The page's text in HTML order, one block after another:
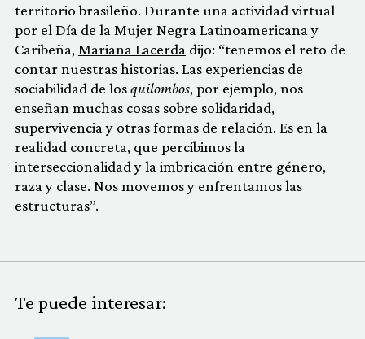
territorio brasileño. Durante una actividad virtual
por el Día de la Mujer Negra Latinoamericana y
Caribeña, Mariana Lacerda dijo: “tenemos el reto de
contar nuestras historias. Las experiencias de
sociabilidad de losquilombos, por ejemplo, nos
enseñan muchas cosas sobre solidaridad,
supervivencia y otras formas de relación. Es en la
realidad concreta, que percibimos la
interseccionalidad y la imbricación entre género,
raza y clase. Nos movemos y enfrentamos las
estructuras”.
Te puede interesar: